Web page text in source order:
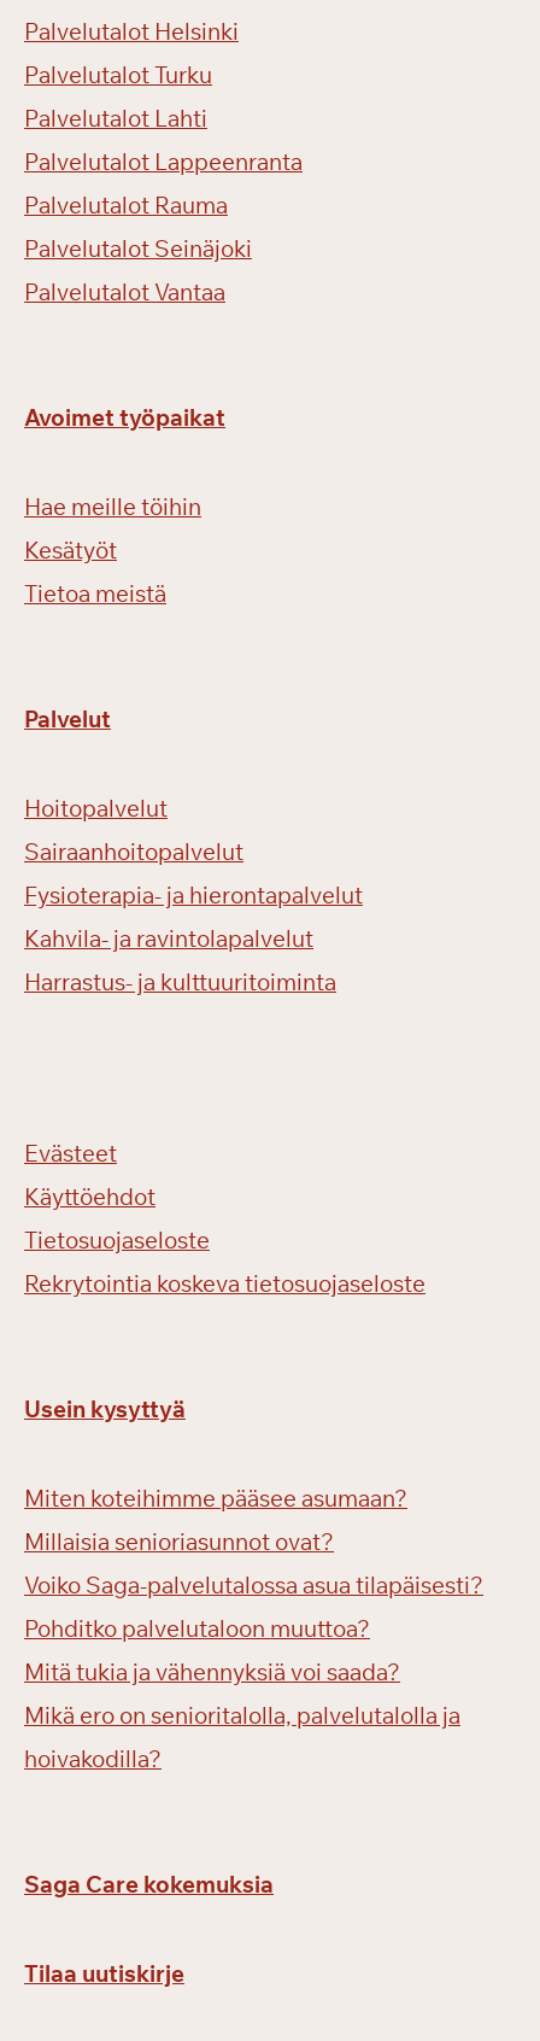
Palvelutalot Helsinki
Palvelutalot Turku
Palvelutalot Lahti
Palvelutalot Lappeenranta
Palvelutalot Rauma
Palvelutalot Seinäjoki
Palvelutalot Vantaa
Avoimet työpaikat
Hae meille töihin
Kesätyöt
Tietoa meistä
Palvelut
Hoitopalvelut
Sairaanhoitopalvelut
Fysioterapia- ja hierontapalvelut
Kahvila- ja ravintolapalvelut
Harrastus- ja kulttuuritoiminta
Evästeet
Käyttöehdot
Tietosuojaseloste
Rekrytointia koskeva tietosuojaseloste
Usein kysyttyä
Miten koteihimme pääsee asumaan?
Millaisia senioriasunnot ovat?
Voiko Saga-palvelutalossa asua tilapäisesti?
Pohditko palvelutaloon muuttoa?
Mitä tukia ja vähennyksiä voi saada?
Mikä ero on senioritalolla, palvelutalolla ja
hoivakodilla?
Saga Care kokemuksia
Tilaa uutiskirje